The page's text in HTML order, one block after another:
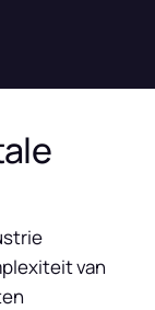
van